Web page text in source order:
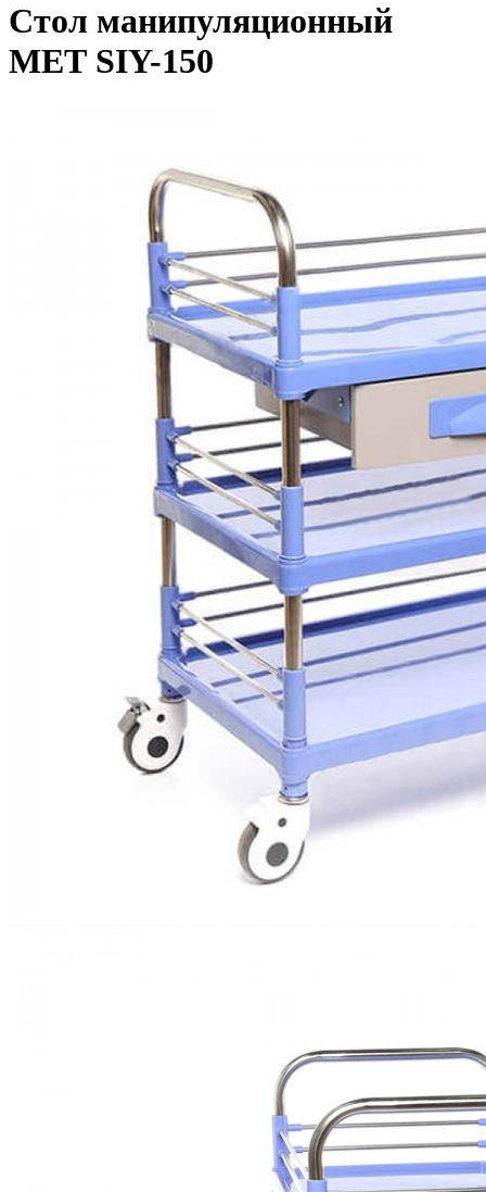
Стол манипуляционный
МЕТ SIY-150